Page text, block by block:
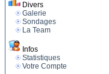
Divers
Galerie
Sondages
La Team
Infos
Statistiques
Votre Compte